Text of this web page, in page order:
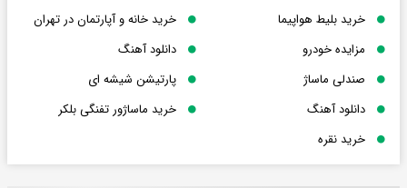
خرید بلیط هواپیما
خرید خانه و آپارتمان در تهران
مزایده خودرو
دانلود آهنگ
صندلی ماساژ
پارتیشن شیشه ای
دانلود آهنگ
خرید ماساژور تفنگی بلکر
خرید نقره